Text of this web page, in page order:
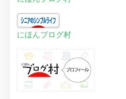
にほんブログ村